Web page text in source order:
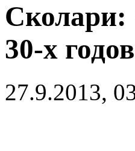
30-х
27.9.2013,